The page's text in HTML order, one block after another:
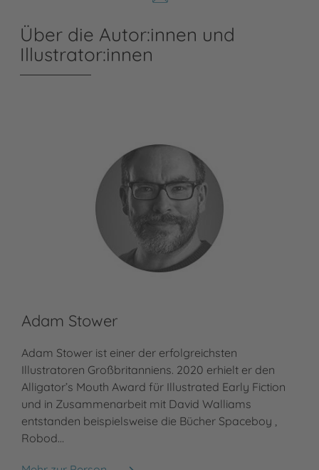
Über die Autor:innen und
Illustrator:innen
Adam Stower
Adam Stower ist einer der erfolgreichsten
Illustratoren Großbritanniens. 2020 erhielt er den
Alligator’s Mouth Award für Illustrated Early Fiction
und in Zusammenarbeit mit David Walliams
entstanden beispielsweise die Bücher Spaceboy ,
Robod…